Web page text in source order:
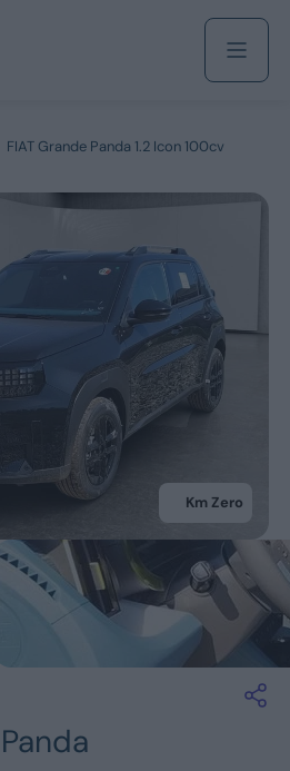
Acquista
Azienda
Servizi
Marchi
Fiat
Jeep
Alfa Romeo
Dacia
Opel
FIAT Grande Panda 1.2 Icon 100cv
Km Zero